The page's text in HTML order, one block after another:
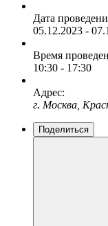
Дата
05.12.2023 -
Время
10:30 - 17:30
Адрес:
г. Москва,
Поделиться